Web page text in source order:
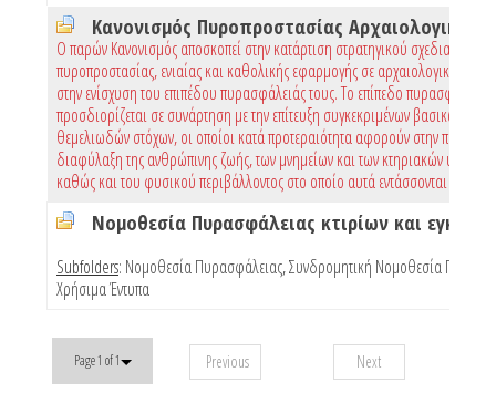
Ο παρών Κανονισμός αποσκοπεί στην κατάρτιση στρατηγικού σχεδιασμού
πυροπροστασίας, ενιαίας και καθολικής εφαρμογής σε αρχαιολογικούς
στην ενίσχυση του επιπέδου πυρασφάλειάς τους. Το επίπεδο πυρασφάλειας
προσδιορίζεται σε συνάρτηση με την επίτευξη συγκεκριμένων βασικών και
θεμελιωδών στόχων, οι οποίοι κατά προτεραιότητα αφορούν στην
διαφύλαξη της ανθρώπινης ζωής, των μνημείων και των κτηριακών
καθώς και του φυσικού περιβάλλοντος στο οποίο αυτά εντάσσονται
Subfolders: Νομοθεσία Πυρασφάλειας,Συνδρομητική Νομοθεσία
Χρήσιμα Έντυπα
Page 1 of 1 Previous Next